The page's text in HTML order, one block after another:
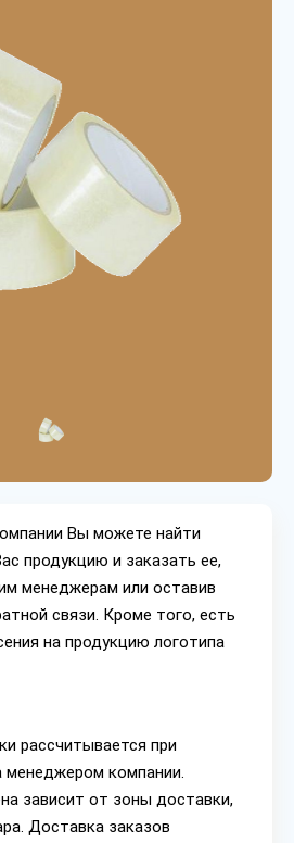
Вы можете найти
продукцию и заказать ее,
менеджерам или оставив
связи. Кроме того, есть
на продукцию логотипа
рассчитывается при
менеджером компании.
зависит от зоны доставки,
Доставка заказов